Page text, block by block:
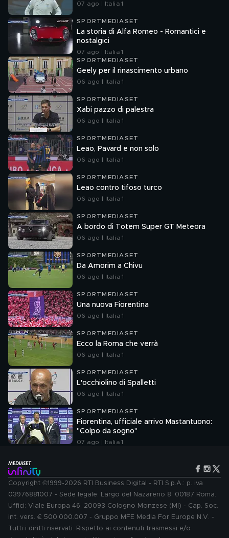
07 ago | Italia 1
SPORTMEDIASET
La storia di Alfa Romeo - Romantici e
nostalgici
07 ago | Italia 1
SPORTMEDIASET
Geely per il rinascimento urbano
06 ago | Italia 1
SPORTMEDIASET
Xabi pazzo di palestra
06 ago | Italia 1
SPORTMEDIASET
Leao, Pavard e non solo
06 ago | Italia 1
SPORTMEDIASET
Leao contro tifoso turco
06 ago | Italia 1
SPORTMEDIASET
A bordo di Totem Super GT Meteora
06 ago | Italia 1
SPORTMEDIASET
Da Amorim a Chivu
06 ago | Italia 1
SPORTMEDIASET
Una nuova Fiorentina
06 ago | Italia 1
SPORTMEDIASET
Ecco la Roma che verrà
06 ago | Italia 1
SPORTMEDIASET
L'occhiolino di Spalletti
06 ago | Italia 1
SPORTMEDIASET
Fiorentina, ufficiale arrivo Mastantuono:
"Colpo da sogno"
07 ago | Italia 1
Copyright ©1999-2026 RTI Business Digital - RTI S.p.A.: p. iva
03976881007 - Sede legale: Largo del Nazareno 8, 00187 Roma.
Uffici: Viale Europa 46, 20093 Cologno Monzese (MI) - Cap. Soc.
int. vers. € 500.000.007 - Gruppo MFE Media For Europe N.V. -
Tutti i diritti riservati. Rispetto ai contenuti trasmessi e/o